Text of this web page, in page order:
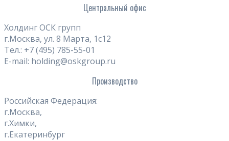
Центральный офис
Холдинг ОСК групп
г.Москва, ул. 8 Марта, 1с12
Тел.: +7 (495) 785-55-01
E-mail: holding@oskgroup.ru
Производство
Российская Федерация:
г.Москва,
г.Химки,
г.Екатеринбург